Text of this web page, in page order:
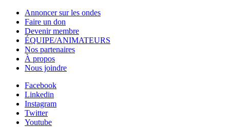
Annoncer sur les ondes
Faire un don
Devenir membre
ÉQUIPE/ANIMATEURS
Nos partenaires
À propos
Nous joindre
Facebook
Linkedin
Instagram
Twitter
Youtube